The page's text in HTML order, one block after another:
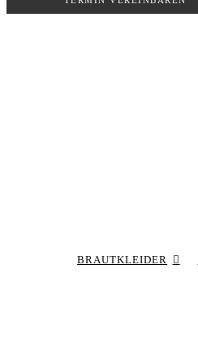
Inhalt
BRAUTKLEIDER